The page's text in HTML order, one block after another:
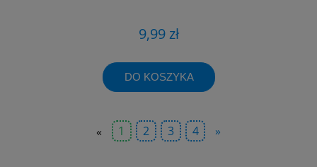
9,99 zł
DO KOSZYKA
« 1 2 3 4 »